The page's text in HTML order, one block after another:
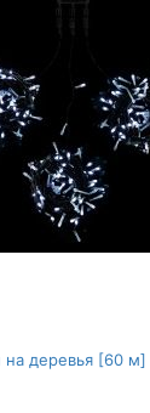
деревья [60 м]